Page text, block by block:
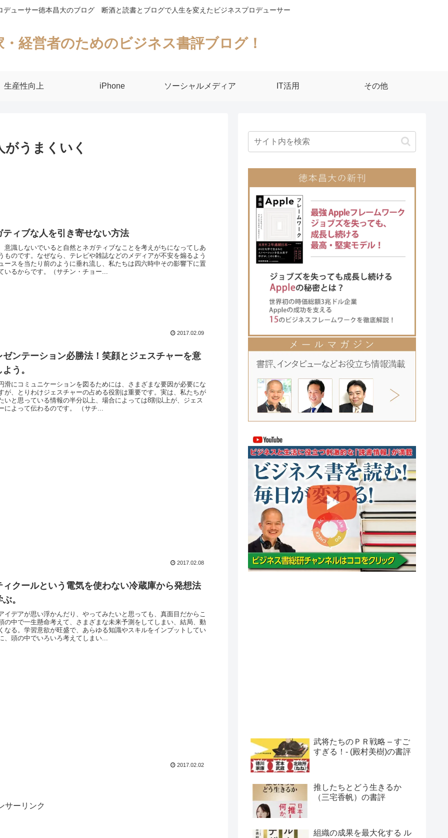
デューサー徳本昌大のブログ 断酒と読書とブログで人生を変えたビジネスプロデューサー
・経営者のためのビジネス書評ブログ！
生産性向上 iPhone ソーシャルメディア IT活用 その他
うまくいく
ティブな人を引き寄せない方法
意識しないでいると自然とネガティブなことを考えがちになってしあ
ものです。なぜなら、テレビや雑誌などのメディアが不安を煽るよう
ースを当たり前のように垂れ流し、私たちは四六時中その影響下に置
いるからです。（サチン・チョー...
2017.02.09
ゼンテーション必勝法！笑顔とジェスチャーを意
う。
滑にコミュニケーションを図るためには、さまざまな要因が必要にな
が、とりわけジェスチャーの占める役割は重要です。実は、私たちが
いと思っている情報の半分以上、場合によっては8割以上が、ジェス
によって伝わるのです。 （サチ...
2017.02.08
ィクールという電気を使わない冷蔵庫から発想法
。
イデアが思い浮かんだり、やってみたいと思っても、真面目だからこ
の中で一生懸命考えて、さまざまな未来予測をしてしまい、結局、動
なる。学習意欲が旺盛で、あらゆる知識やスキルをインプットしてい
、頭の中でいろいろ考えてしまい...
2017.02.02
サーリンク
武将たちのＰＲ戦略 – すご
すぎる！- (殿村美樹)の書評
推したちとどう生きるか
（三宅香帆）の書評
組織の成果を最大化する ル